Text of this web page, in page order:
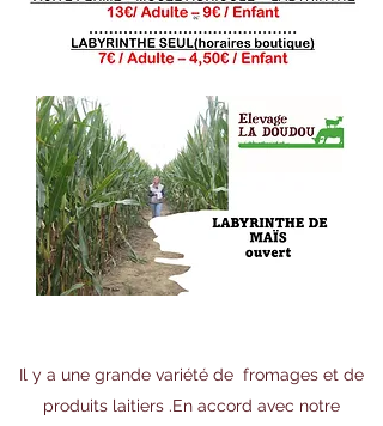
Il y a une grande variété de fromages et de
produits laitiers .En accord avec notre